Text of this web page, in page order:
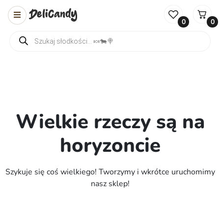
Wyszukiwarka produktów
0 0
Wielkie rzeczy są na
horyzoncie
Szykuje się coś wielkiego! Tworzymy i wkrótce uruchomimy
nasz sklep!